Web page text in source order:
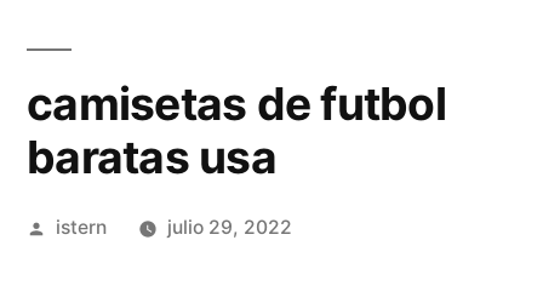
camisetas de futbol
baratas usa
Publicado
istern julio 29, 2022